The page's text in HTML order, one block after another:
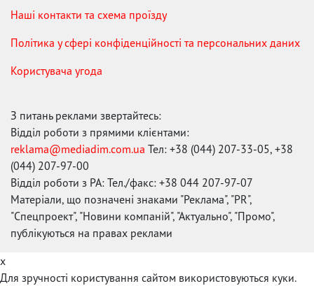
Наші контакти та схема проїзду
Політика у сфері конфіденційності та персональних даних
Користувача угода
З питань реклами звертайтесь:
Відділ роботи з прямими клієнтами:
reklama@mediadim.com.ua Тел: +38 (044) 207-33-05, +38
(044) 207-97-00
Відділ роботи з РА: Тел./факс: +38 044 207-97-07
Матеріали, що позначені знаками "Реклама", "PR",
"Спецпроект", "Новини компаній", "Актуально", "Промо",
публікуються на правах реклами
x
Для зручності користування сайтом використовуються куки.